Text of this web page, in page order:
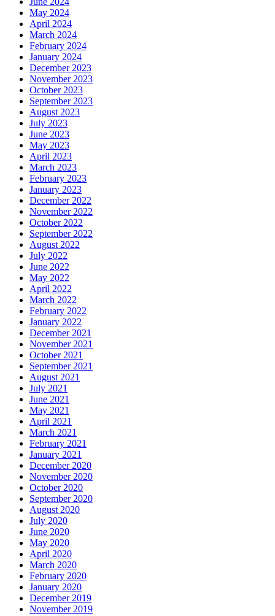
May 2024
April 2024
March 2024
February 2024
January 2024
December 2023
November 2023
October 2023
September 2023
August 2023
July 2023
June 2023
May 2023
April 2023
March 2023
February 2023
January 2023
December 2022
November 2022
October 2022
September 2022
August 2022
July 2022
June 2022
May 2022
April 2022
March 2022
February 2022
January 2022
December 2021
November 2021
October 2021
September 2021
August 2021
July 2021
June 2021
May 2021
April 2021
March 2021
February 2021
January 2021
December 2020
November 2020
October 2020
September 2020
August 2020
July 2020
June 2020
May 2020
April 2020
March 2020
February 2020
January 2020
December 2019
November 2019